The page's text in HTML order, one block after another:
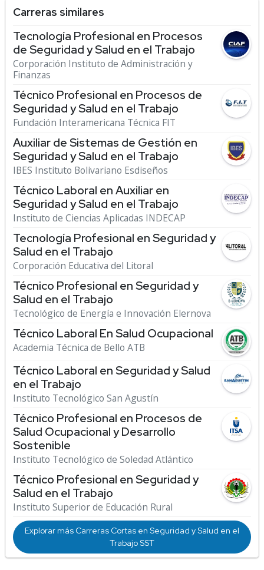
Carreras similares
Tecnología Profesional en Procesos
de Seguridad y Salud en el Trabajo
Corporación Instituto de Administración y
Finanzas
Técnico Profesional en Procesos de
Seguridad y Salud en el Trabajo
Fundación Interamericana Técnica FIT
Auxiliar de Sistemas de Gestión en
Seguridad y Salud en el Trabajo
IBES Instituto Bolivariano Esdiseños
Técnico Laboral en Auxiliar en
Seguridad y Salud en el Trabajo
Instituto de Ciencias Aplicadas INDECAP
Tecnología Profesional en Seguridad y
Salud en el Trabajo
Corporación Educativa del Litoral
Técnico Profesional en Seguridad y
Salud en el Trabajo
Tecnológico de Energía e Innovación Elernova
Técnico Laboral En Salud Ocupacional
Academia Técnica de Bello ATB
Técnico Laboral en Seguridad y Salud
en el Trabajo
Instituto Tecnológico San Agustín
Técnico Profesional en Procesos de
Salud Ocupacional y Desarrollo
Sostenible
Instituto Tecnológico de Soledad Atlántico
Técnico Profesional en Seguridad y
Salud en el Trabajo
Instituto Superior de Educación Rural
Explorar más Carreras Cortas en Seguridad y Salud en el
Trabajo SST